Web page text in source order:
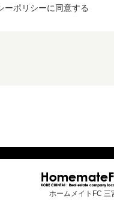
ーポリシーに同意する
ホームメイトFC